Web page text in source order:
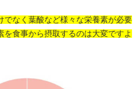
でなく葉酸など様々な栄養素が必要
を食事から摂取するのは大変ですよ